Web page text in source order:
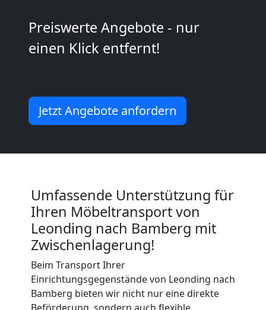
Preiswerte Angebote - nur
einen Klick entfernt!
Jetzt Angebote anfordern
Umfassende Unterstützung für
Ihren Möbeltransport von
Leonding nach Bamberg mit
Zwischenlagerung!
Beim Transport Ihrer
Einrichtungsgegenstände von Leonding nach
Bamberg bieten wir nicht nur eine direkte
Anfrage
National
Beiladung
National
Beiladung